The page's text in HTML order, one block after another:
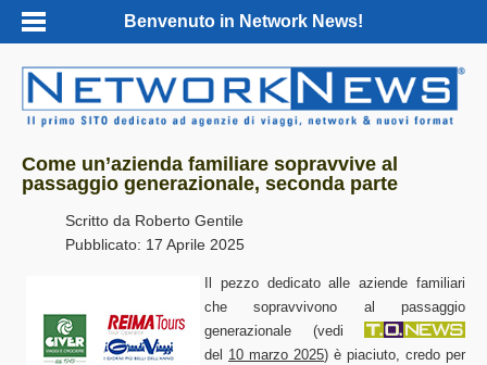
Benvenuto in Network News!
Come un’azienda familiare sopravvive al
passaggio generazionale, seconda parte
Scritto da Roberto Gentile
Pubblicato: 17 Aprile 2025
Il pezzo dedicato alle aziende familiari
che sopravvivono al passaggio
generazionale (vedi
del 10 marzo 2025) è piaciuto, credo per